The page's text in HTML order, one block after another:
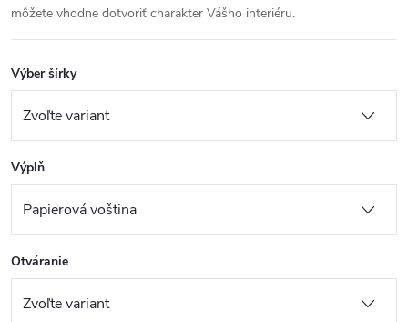
môžete vhodne dotvoriť charakter Vášho interiéru.
Výber šírky
Výplň
Otváranie